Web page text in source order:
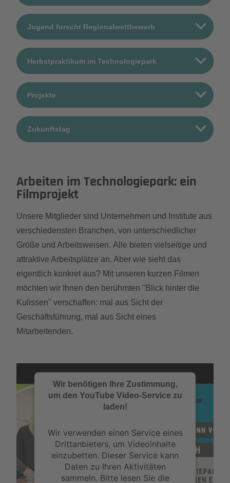
Jugend forscht Regionalwettbewerb
Herbstpraktikum im Technologiepark
Projekte
Zukunftstag
Arbeiten im Technologiepark: ein
Filmprojekt
Unsere Mitglieder sind Unternehmen und Institute aus
verschiedensten Branchen, von unterschiedlicher
Größe und Arbeitsweisen. Alle bieten vielseitige und
attraktive Arbeitsplätze an. Aber wie sieht das
eigentlich konkret aus? Mit unseren kurzen Filmen
möchten wir Ihnen den berühmten "Blick hinter die
Kulissen" verschaffen: mal aus Sicht der
Geschäftsführung, mal aus Sicht eines
Mitarbeitenden.
Wir benötigen Ihre Zustimmung,
um den YouTube Video-Service zu
laden!
Wir verwenden einen Service eines
Drittanbieters, um Videoinhalte
einzubetten. Dieser Service kann
Daten zu Ihren Aktivitäten
sammeln. Bitte lesen Sie die